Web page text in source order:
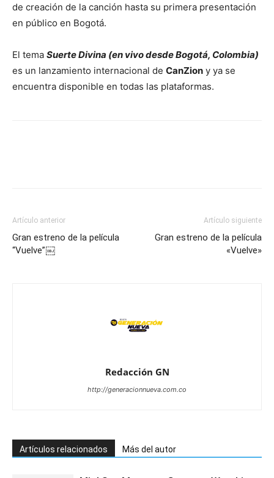
de creación de la canción hasta su primera presentación
en público en Bogotá.
El tema Suerte Divina (en vivo desde Bogotá, Colombia)
es un lanzamiento internacional de CanZion y ya se
encuentra disponible en todas las plataformas.
Artículo anterior
Gran estreno de la película
“Vuelve”￼
Artículo siguiente
Gran estreno de la película
«Vuelve»
Redacción GN
http://generacionnueva.com.co
Artículos relacionados Más del autor